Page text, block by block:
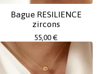
Bague RESILIENCE
zircons
55,00 €